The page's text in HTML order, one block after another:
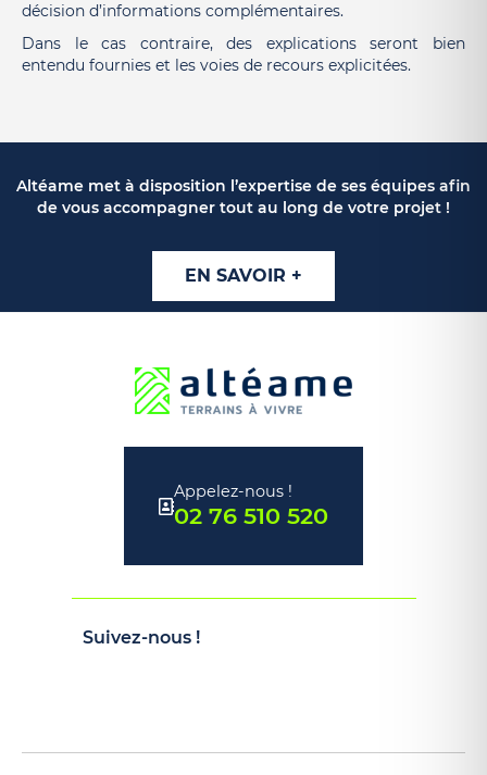
décision d’informations complémentaires.
Dans le cas contraire, des explications seront bien
entendu fournies et les voies de recours explicitées.
Altéame met à disposition l’expertise de ses équipes afin
de vous accompagner tout au long de votre projet !
EN SAVOIR +
Appelez-nous !
02 76 510 520
Suivez-nous !